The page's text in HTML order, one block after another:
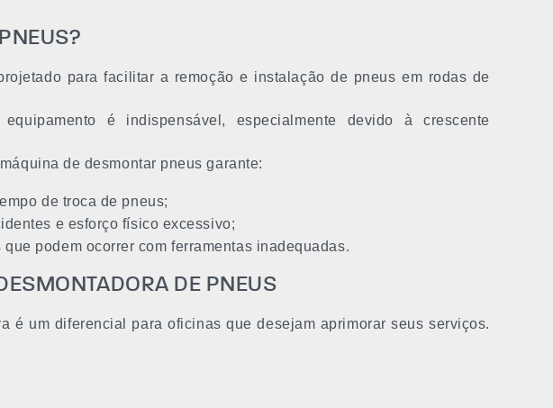
para facilitar a remoção e instalação de pneus em rodas de
é indispensável, especialmente devido à crescente
de desmontar pneus garante:
de troca de pneus;
e esforço físico excessivo;
que podem ocorrer com ferramentas inadequadas.
DE PNEUS
é um diferencial para oficinas que desejam aprimorar seus serviços.